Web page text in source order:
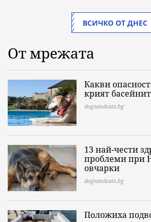
ВСИЧКО ОТ ДНЕС
От мрежата
Какви
крият
dogsandcats.bg
13 най-чести
проблеми при
овчарки
dogsandcats.bg
Положиха